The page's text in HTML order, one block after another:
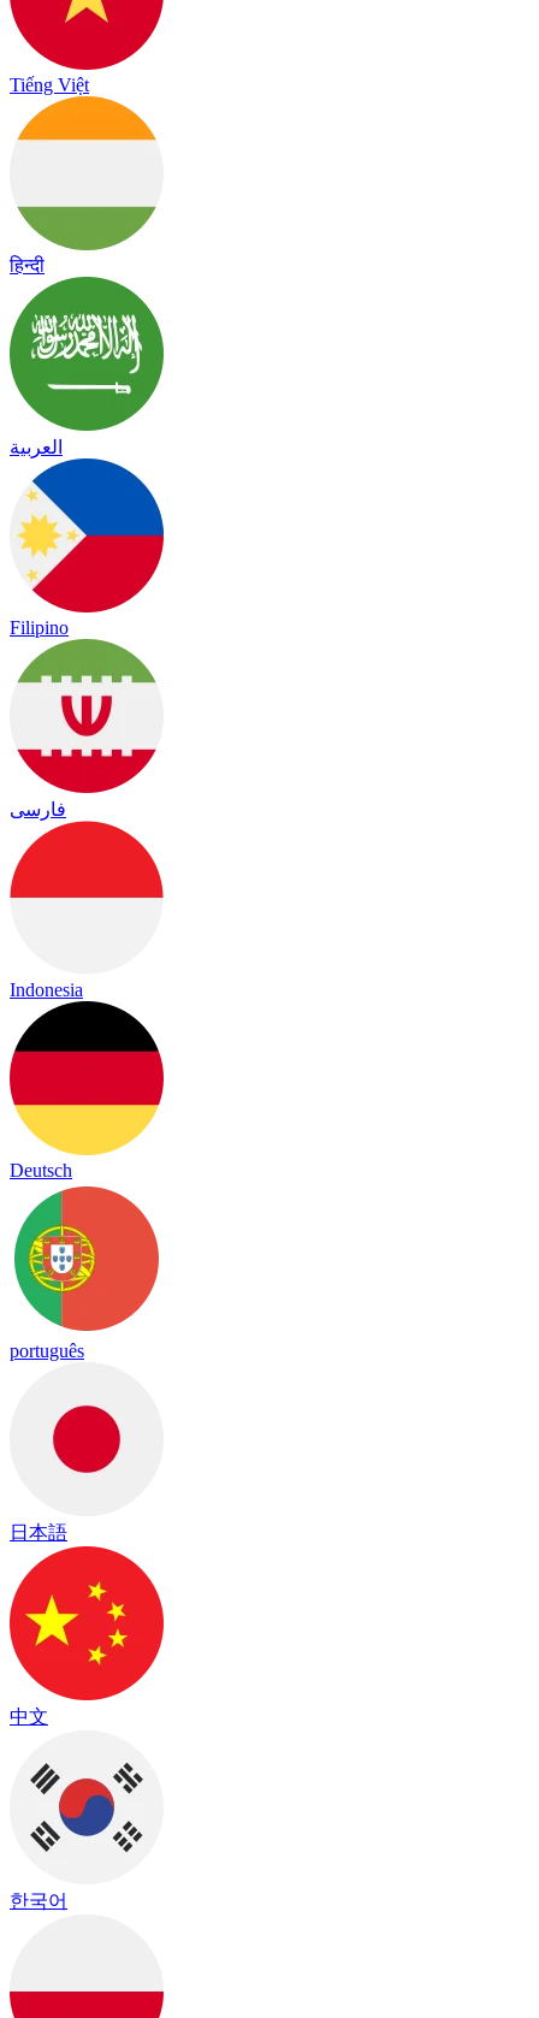
Tiếng Việt
हिन्दी
العربية
Filipino
فارسی
Indonesia
Deutsch
português
日本語
中文
한국어